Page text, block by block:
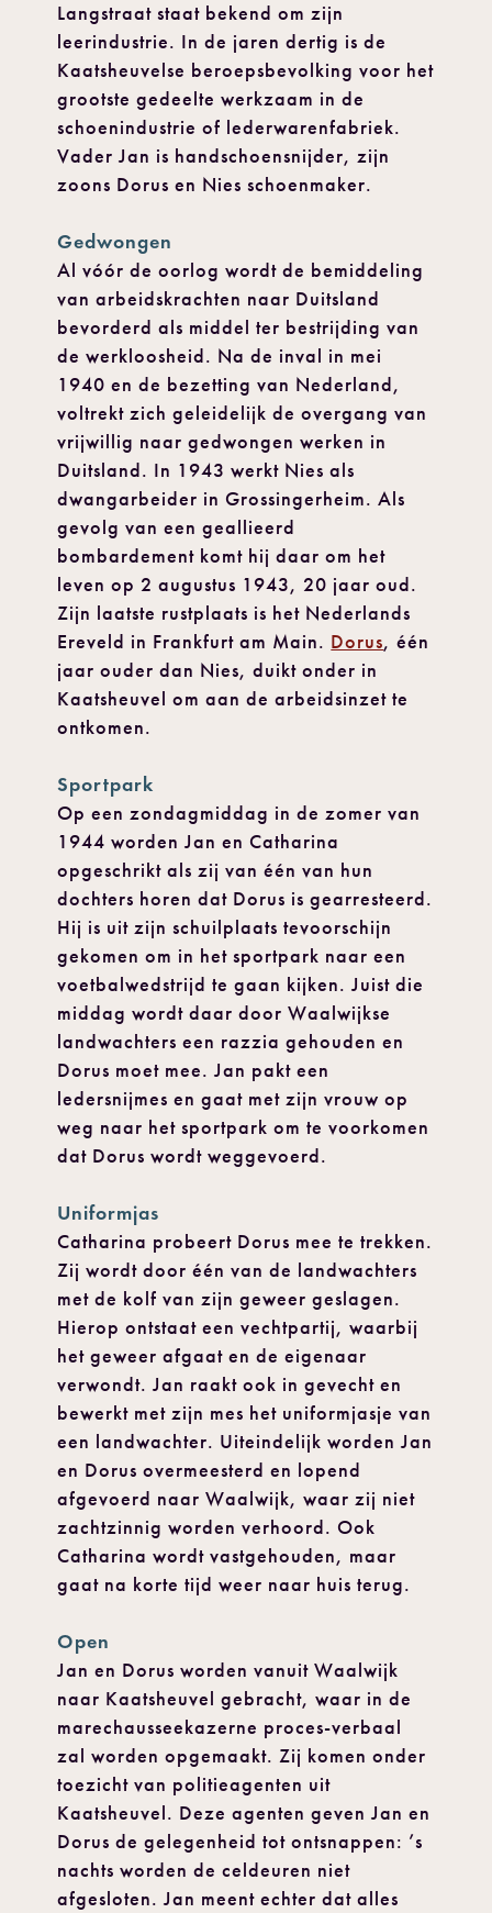
Langstraat staat bekend om zijn
leerindustrie. In de jaren dertig is de
Kaatsheuvelse beroepsbevolking voor het
grootste gedeelte werkzaam in de
schoenindustrie of lederwarenfabriek.
Vader Jan is handschoensnijder, zijn
zoons Dorus en Nies schoenmaker.
Gedwongen
Al vóór de oorlog wordt de bemiddeling
van arbeidskrachten naar Duitsland
bevorderd als middel ter bestrijding van
de werkloosheid. Na de inval in mei
1940 en de bezetting van Nederland,
voltrekt zich geleidelijk de overgang van
vrijwillig naar gedwongen werken in
Duitsland. In 1943 werkt Nies als
dwangarbeider in Grossingerheim. Als
gevolg van een geallieerd
bombardement komt hij daar om het
leven op 2 augustus 1943, 20 jaar oud.
Zijn laatste rustplaats is het Nederlands
Ereveld in Frankfurt am Main. Dorus, één
jaar ouder dan Nies, duikt onder in
Kaatsheuvel om aan de arbeidsinzet te
ontkomen.
Sportpark
Op een zondagmiddag in de zomer van
1944 worden Jan en Catharina
opgeschrikt als zij van één van hun
dochters horen dat Dorus is gearresteerd.
Hij is uit zijn schuilplaats tevoorschijn
gekomen om in het sportpark naar een
voetbalwedstrijd te gaan kijken. Juist die
middag wordt daar door Waalwijkse
landwachters een razzia gehouden en
Dorus moet mee. Jan pakt een
ledersnijmes en gaat met zijn vrouw op
weg naar het sportpark om te voorkomen
dat Dorus wordt weggevoerd.
Uniformjas
Catharina probeert Dorus mee te trekken.
Zij wordt door één van de landwachters
met de kolf van zijn geweer geslagen.
Hierop ontstaat een vechtpartij, waarbij
het geweer afgaat en de eigenaar
verwondt. Jan raakt ook in gevecht en
bewerkt met zijn mes het uniformjasje van
een landwachter. Uiteindelijk worden Jan
en Dorus overmeesterd en lopend
afgevoerd naar Waalwijk, waar zij niet
zachtzinnig worden verhoord. Ook
Catharina wordt vastgehouden, maar
gaat na korte tijd weer naar huis terug.
Open
Jan en Dorus worden vanuit Waalwijk
naar Kaatsheuvel gebracht, waar in de
marechausseekazerne proces-verbaal
zal worden opgemaakt. Zij komen onder
toezicht van politieagenten uit
Kaatsheuvel. Deze agenten geven Jan en
Dorus de gelegenheid tot ontsnappen: ’s
nachts worden de celdeuren niet
afgesloten. Jan meent echter dat alles